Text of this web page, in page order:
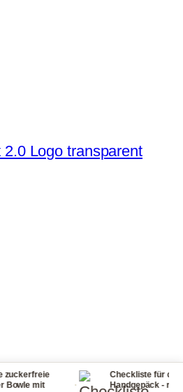
·
Checkliste für dein
Handgepäck - reisen mit
·